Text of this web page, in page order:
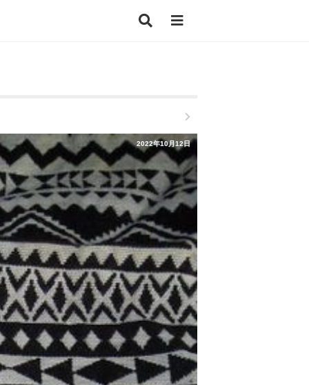
2022年10月12日